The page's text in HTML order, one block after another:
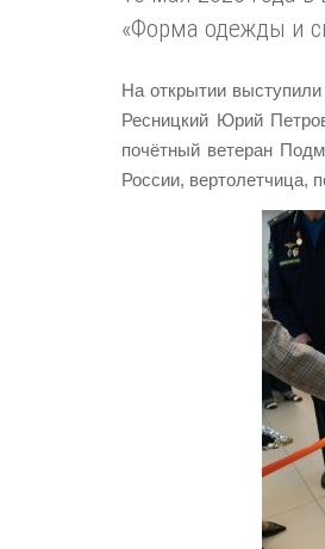
«Форма одежды и
На открытии
Ресницкий Юрий
почётный ветеран
России, вертолетчица,